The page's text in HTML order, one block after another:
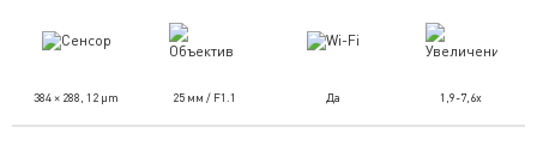
384 × 288, 12 μm 25 мм / F1.1 Да 1,9-7,6х